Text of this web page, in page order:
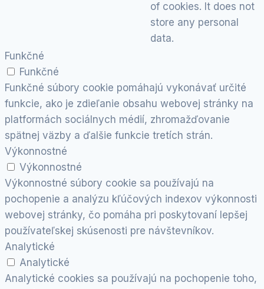
of cookies. It does not
store any personal
data.
Funkčné
Funkčné
Funkčné súbory cookie pomáhajú vykonávať určité
funkcie, ako je zdieľanie obsahu webovej stránky na
platformách sociálnych médií, zhromažďovanie
spätnej väzby a ďalšie funkcie tretích strán.
Výkonnostné
Výkonnostné
Výkonnostné súbory cookie sa používajú na
pochopenie a analýzu kľúčových indexov výkonnosti
webovej stránky, čo pomáha pri poskytovaní lepšej
používateľskej skúsenosti pre návštevníkov.
Analytické
Analytické
Analytické cookies sa používajú na pochopenie toho,